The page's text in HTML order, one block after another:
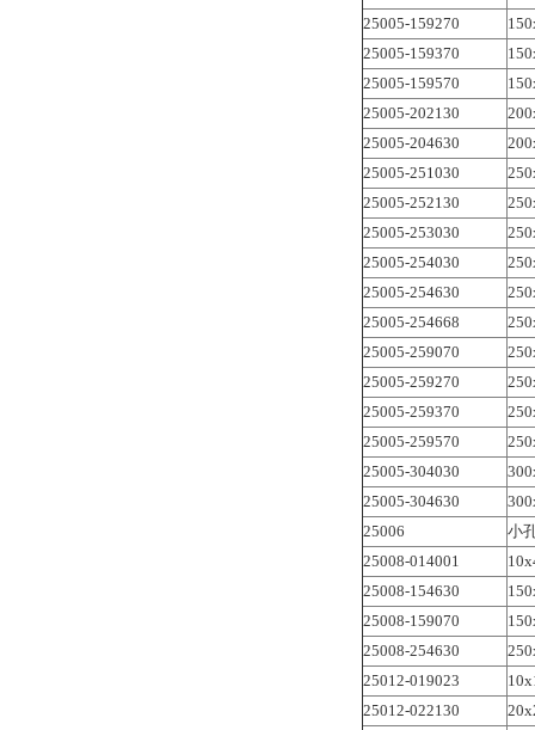
25005-159270
25005-159370
25005-159570
25005-202130
25005-204630
25005-251030
25005-252130
25005-253030
25005-254030
25005-254630
25005-254668
25005-259070
25005-259270
25005-259370
25005-259570
25005-304030
25005-304630
25006
小
25008-014001
25008-154630
25008-159070
25008-254630
25012-019023
25012-022130